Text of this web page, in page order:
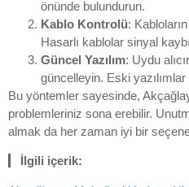
önünde bulundurun.
Kablo Kontrolü:
Hasarlı kablolar sinyal
Güncel Yazılım: Uydu
güncelleyin. Eski
Bu yöntemler sayesinde,
problemleriniz sona erebilir.
almak da her zaman iyi bir
İlgili içerik: